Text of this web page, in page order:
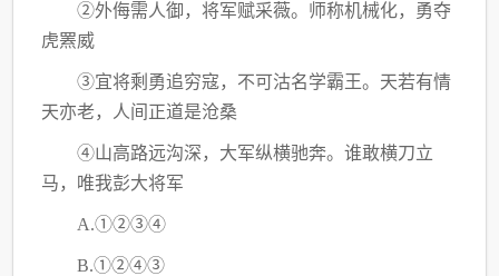
②外侮需人御，将军赋采薇。师称机械化，勇夺
虎罴威
③宜将剩勇追穷寇，不可沽名学霸王。天若有情
天亦老，人间正道是沧桑
④山高路远沟深，大军纵横驰奔。谁敢横刀立
马，唯我彭大将军
A.①②③④
B.①②④③